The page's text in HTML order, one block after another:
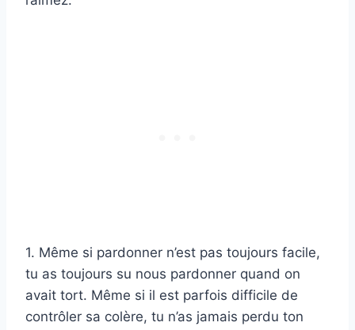
1. Même si pardonner n’est pas toujours facile,
tu as toujours su nous pardonner quand on
avait tort. Même si il est parfois difficile de
contrôler sa colère, tu n’as jamais perdu ton